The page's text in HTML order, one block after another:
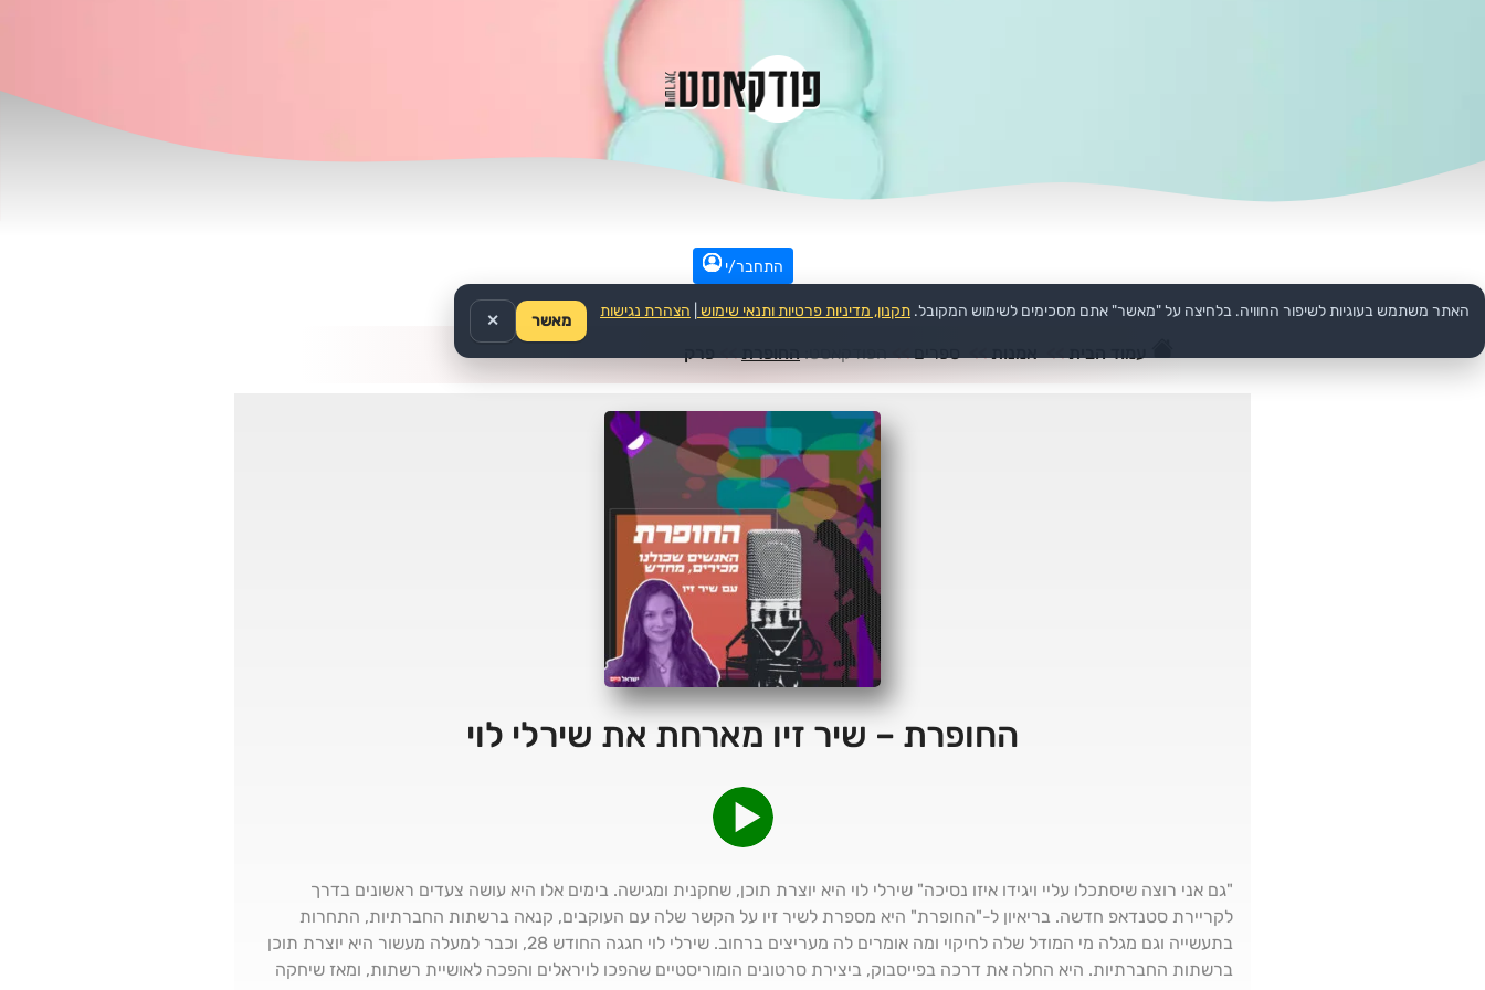
התחבר/י
עמוד הבית >> אמנות >> ספרים >>הפודקאסט: החופרת >>פרק
החופרת – שיר זיו מארחת את שירלי לוי
"גם אני רוצה שיסתכלו עליי ויגידו איזו נסיכה" שירלי לוי היא יוצרת תוכן, שחקנית ומגישה. בימים אלו היא עושה צעדים ראשונים בדרך
לקריירת סטנדאפ חדשה. בריאיון ל-"החופרת" היא מספרת לשיר זיו על הקשר שלה עם העוקבים, קנאה ברשתות החברתיות, התחרות
בתעשייה וגם מגלה מי המודל שלה לחיקוי ומה אומרים לה מעריצים ברחוב. שירלי לוי חגגה החודש 28, וכבר למעלה מעשור היא יוצרת תוכן
ברשתות החברתיות. היא החלה את דרכה בפייסבוק, ביצירת סרטונים הומוריסטיים שהפכו לויראלים והפכה לאושיית רשתות, ומאז שיחקה
האתר משתמש בעוגיות לשיפור החוויה. בלחיצה על "מאשר" אתם מסכימים לשימוש המקובל. תקנון, מדיניות פרטיות ותנאי שימוש הצהרת נגישות
מאשר ✕